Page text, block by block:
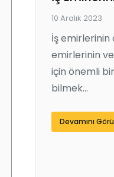
10 Aralık 2023
İş emirlerinin
emirlerinin
için önemli
bilmek…
Devamını